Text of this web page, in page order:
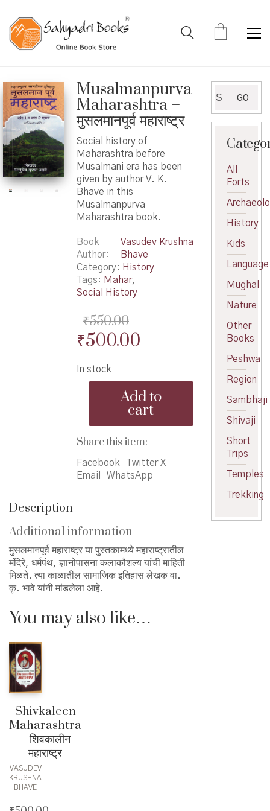
Musalmanpurva
Maharashtra –
मुसलमानपूर्व महाराष्ट्र
Social history of
Maharashtra before
Musalmani era has been
given by author V. K.
Bhave in this
Musalmanpurva
Maharashtra book.
Book
Author
Vasudev Krushna
Bhave
Category: History
Tags: Mahar,
Social History
₹550.00
Original
was:
₹550.00.
₹500.00Current
is:
₹500.00.
In stock
Maharashtra
मुसलमानपूर्व
महाराष्ट्र
Add to
cart
Share this item:
Facebook
Twitter X
Email
WhatsApp
Description
Additional information
मुसलमानपूर्व महाराष्ट्र या पुस्तकामध्ये महाराष्ट्रातील
मंदिरे, धर्मपंथ, ज्ञानोपासना कलाकौशल्य यांची माहिती
मिळते. त्या काळातील सामाजिक इतिहास लेखक वा.
कृ. भावे यांनी मांडलेला आहे.
You may also like…
Shivkaleen
Maharashtra
– शिवकालीन
महाराष्ट्र
VASUDEV
KRUSHNA
BHAVE
for:
GO
All
Forts
History
Kids
Language
Mughal
Nature
Other
Books
Peshwa
Region
Sambhaji
Shivaji
Short
Trips
Temples
Trekking